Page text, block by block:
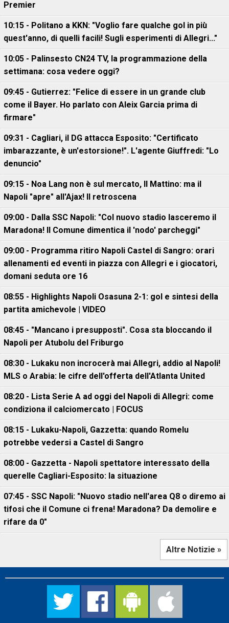
Premier
10:15 - Politano a KKN: "Voglio fare qualche gol in più
quest'anno, di quelli facili! Sugli esperimenti di Allegri..."
10:05 - Palinsesto CN24 TV, la programmazione della
settimana: cosa vedere oggi?
09:45 - Gutierrez: "Felice di essere in un grande club
come il Bayer. Ho parlato con Aleix Garcia prima di
firmare"
09:31 - Cagliari, il DG attacca Esposito: "Certificato
imbarazzante, è un'estorsione!". L'agente Giuffredi: "Lo
denuncio"
09:15 - Noa Lang non è sul mercato, Il Mattino: ma il
Napoli "apre" all'Ajax! Il retroscena
09:00 - Dalla SSC Napoli: "Col nuovo stadio lasceremo il
Maradona! Il Comune dimentica il 'nodo' parcheggi"
09:00 - Programma ritiro Napoli Castel di Sangro: orari
allenamenti ed eventi in piazza con Allegri e i giocatori,
domani seduta ore 16
08:55 - Highlights Napoli Osasuna 2-1: gol e sintesi della
partita amichevole | VIDEO
08:45 - "Mancano i presupposti". Cosa sta bloccando il
Napoli per Atubolu del Friburgo
08:30 - Lukaku non incrocerà mai Allegri, addio al Napoli!
MLS o Arabia: le cifre dell'offerta dell'Atlanta United
08:20 - Lista Serie A ad oggi del Napoli di Allegri: come
condiziona il calciomercato | FOCUS
08:15 - Lukaku-Napoli, Gazzetta: quando Romelu
potrebbe vedersi a Castel di Sangro
08:00 - Gazzetta - Napoli spettatore interessato della
querelle Cagliari-Esposito: la situazione
07:45 - SSC Napoli: "Nuovo stadio nell'area Q8 o diremo ai
tifosi che il Comune ci frena! Maradona? Da demolire e
rifare da 0"
Altre Notizie »